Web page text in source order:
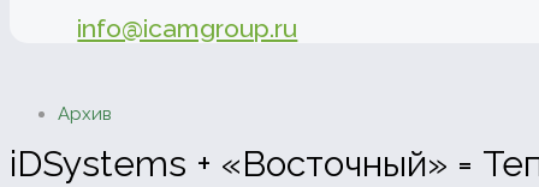
info@icamgroup.ru
Архив
iDSystems + «Восточный» =